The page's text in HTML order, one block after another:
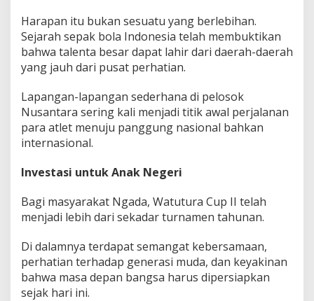
Harapan itu bukan sesuatu yang berlebihan.
Sejarah sepak bola Indonesia telah membuktikan
bahwa talenta besar dapat lahir dari daerah-daerah
yang jauh dari pusat perhatian.
Lapangan-lapangan sederhana di pelosok
Nusantara sering kali menjadi titik awal perjalanan
para atlet menuju panggung nasional bahkan
internasional.
Investasi untuk Anak Negeri
Bagi masyarakat Ngada, Watutura Cup II telah
menjadi lebih dari sekadar turnamen tahunan.
Di dalamnya terdapat semangat kebersamaan,
perhatian terhadap generasi muda, dan keyakinan
bahwa masa depan bangsa harus dipersiapkan
sejak hari ini.